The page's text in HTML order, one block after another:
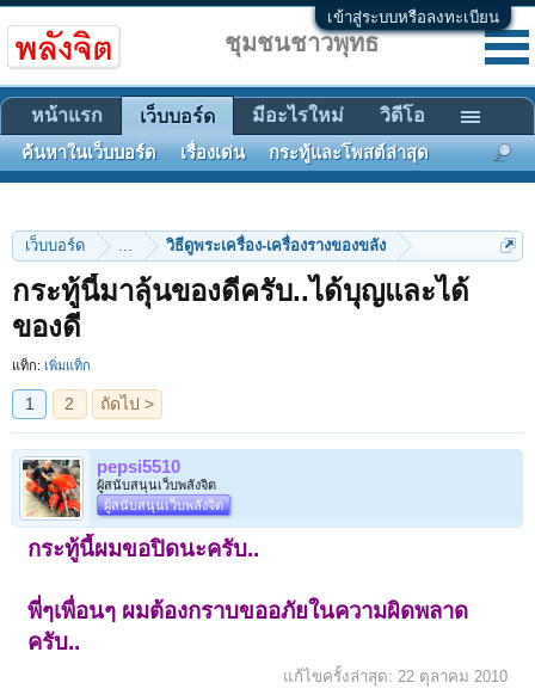
เข้าสู่ระบบหรือลงทะเบียน
เว็บบอร์ด ... วิธีดูพระเครื่อง-เครื่องรางของขลัง
กระทู้นี้มาลุ้นของดีครับ..ได้บุญและได้
ของดี
แท็ก: เพิ่มแท็ก
1 2 ถัดไป >
pepsi5510
ผู้สนับสนุนเว็บพลังจิต
ผู้สนับสนุนเว็บพลังจิต
กระทู้นี้ผมขอปิดนะครับ..
พี่ๆเพื่อนๆ ผมต้องกราบขออภัยในความผิดพลาด
ครับ..
แก้ไขครั้งล่าสุด: 22 ตุลาคม 2010
ชุมชนชาวพุทธ
หน้าแรก เว็บบอร์ด
ค้นหาในเว็บบอร์ด เรื่องเด่น กระทู้และโพสต์ล่าสุด
มีอะไรใหม่ วิดีโอ